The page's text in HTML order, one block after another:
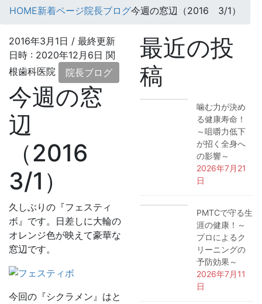
HOME新着ページ院長ブログ今週の窓辺（2016 3/1）
2016年3月1日 / 最終更新
日時 : 2020年12月6日 関
根歯科医院
院長ブログ
今週の窓
辺
（2016
3/1）
久しぶりの『フェスティ
ボ』です。日差しに大輪の
オレンジ色が映えて豪華な
窓辺です。
今回の『シクラメン』はと
最近の投
稿
噛む力が決め
る健康寿命！
～咀嚼力低下
が招く全身へ
の影響～
2026年7月21
日
PMTCで守る生
涯の健康！～
プロによるク
リーニングの
予防効果～
2026年7月11
日